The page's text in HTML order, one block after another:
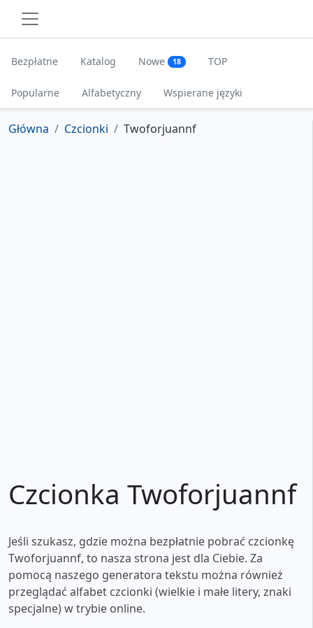
Bezpłatne Katalog Nowe 18 TOP
Popularne Alfabetyczny Wspierane języki
Główna Czcionki Twoforjuannf
Czcionka Twoforjuannf
Jeśli szukasz, gdzie można bezpłatnie pobrać czcionkę
Twoforjuannf, to nasza strona jest dla Ciebie. Za
pomocą naszego generatora tekstu można również
przeglądać alfabet czcionki (wielkie i małe litery, znaki
specjalne) w trybie online.